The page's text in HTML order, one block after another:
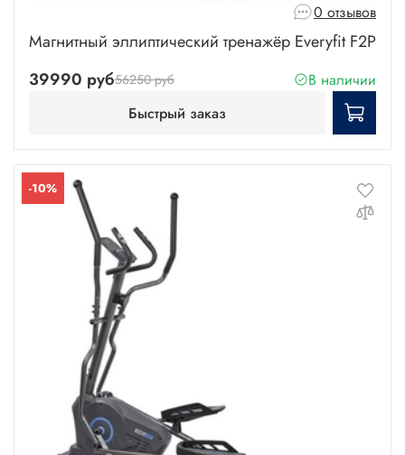
0 отзывов
Магнитный эллиптический тренажёр Everyfit F2P
39990 руб56250 руб
В наличии
Быстрый заказ
-10%